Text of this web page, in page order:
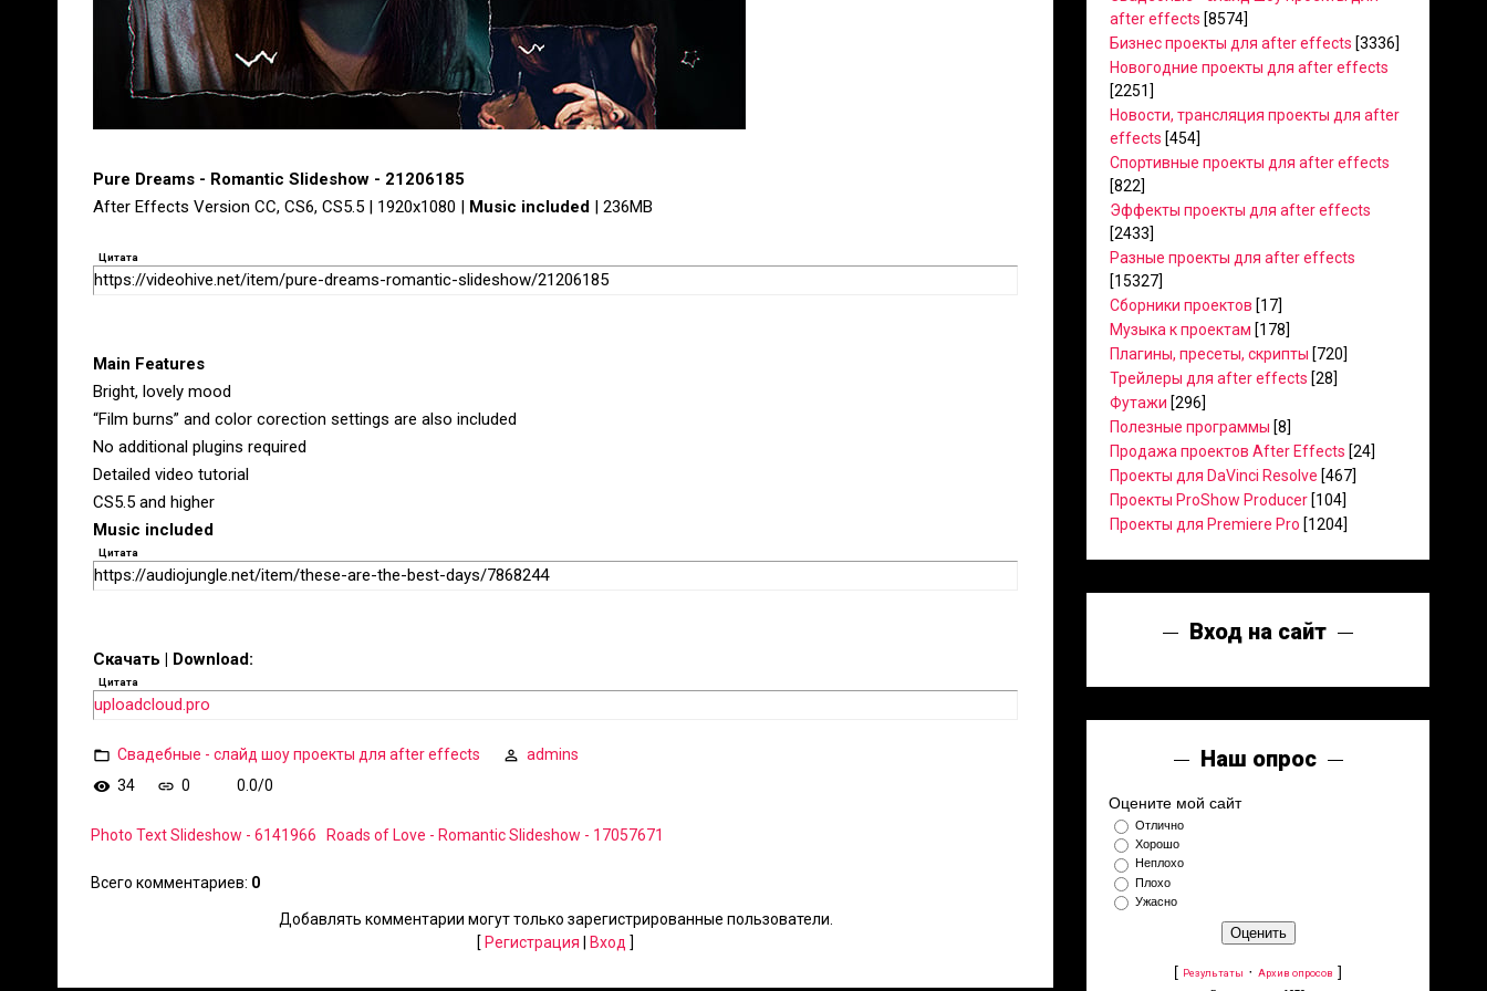
Pure Dreams - Romantic Slideshow - 21206185
After Effects Version CC, CS6, CS5.5 | 1920x1080 | Music included | 236MB
Цитата
https://videohive.net/item/pure-dreams-romantic-slideshow/21206185
Main Features
Bright, lovely mood
“Film burns” and color corection settings are also included
No additional plugins required
Detailed video tutorial
CS5.5 and higher
Music included
Цитата
https://audiojungle.net/item/these-are-the-best-days/7868244
Скачать | Download:
Цитата
uploadcloud.pro
Свадебные - слайд шоу проекты для after effects
admins
34
0 0.0/0
Photo Text Slideshow - 6141966 Roads of Love - Romantic Slideshow - 17057671
Всего комментариев: 0
Добавлять комментарии могут только зарегистрированные пользователи.
[ Регистрация Вход ]
after effects [8574]
Бизнес проекты для after effects [3336]
Новогодние проекты для after effects
[2251]
Новости, трансляция проекты для after
effects [454]
Спортивные проекты для after effects
[822]
Эффекты проекты для after effects
[2433]
Разные проекты для after effects
[15327]
Сборники проектов [17]
Музыка к проектам [178]
Плагины, пресеты, скрипты [720]
Трейлеры для after effects [28]
Футажи [296]
Полезные программы [8]
Продажа проектов After Effects [24]
Проекты для DaVinci Resolve [467]
Проекты ProShow Producer [104]
Проекты для Premiere Pro [1204]
Вход на сайт
Наш опрос
Оцените мой сайт
Отлично
Хорошо
Неплохо
Плохо
Ужасно
[ Результаты · Архив опросов ]